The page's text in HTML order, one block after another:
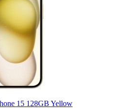
15 128GB Yellow